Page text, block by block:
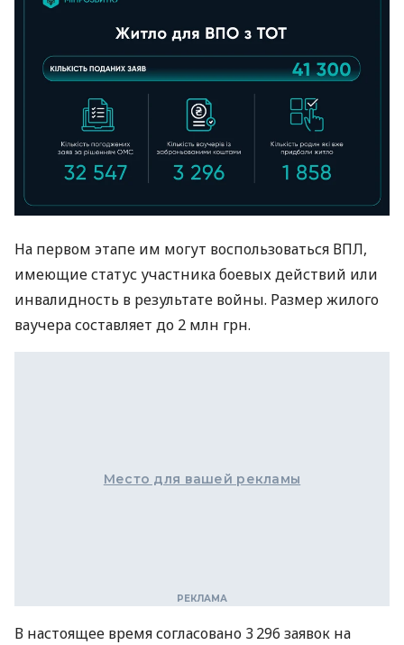
На первом этапе им могут воспользоваться ВПЛ,
имеющие статус участника боевых действий или
инвалидность в результате войны. Размер жилого
ваучера составляет до 2 млн грн.
Место для вашей рекламы
В настоящее время согласовано 3 296 заявок на